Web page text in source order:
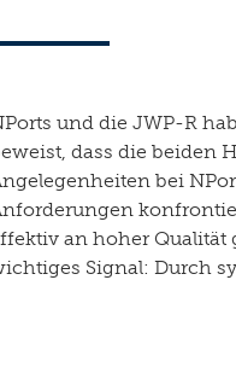
und die JWP-R
dass die beiden
bei
an hoher Qualität
Signal: Durch